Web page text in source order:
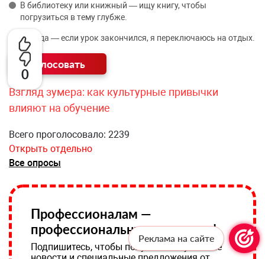
0
В библиотеку или книжный — ищу книгу, чтобы
погрузиться в тему глубже.
Никуда — если урок закончился, я переключаюсь на отдых.
Взгляд зумера: как культурные привычки
влияют на обучение
Всего проголосовало: 2239
Открыть отдельно
Все опросы
Профессионалам —
профессиональную рассылку!
Подпишитесь, чтобы получать актуальные
Реклама на сайте